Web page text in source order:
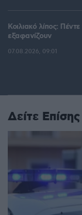
Κοιλιακό λίπος:
εξαφανίζουν
07.08.2026, 09:01
Δείτε Επίσης